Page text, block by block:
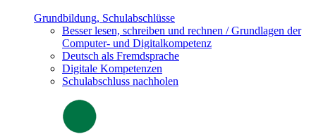
Grundbildung, Schulabschlüsse
Besser lesen, schreiben und rechnen / Grundlagen der
Computer- und Digitalkompetenz
Deutsch als Fremdsprache
Digitale Kompetenzen
Schulabschluss nachholen